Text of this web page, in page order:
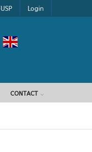
Login
CONTACT